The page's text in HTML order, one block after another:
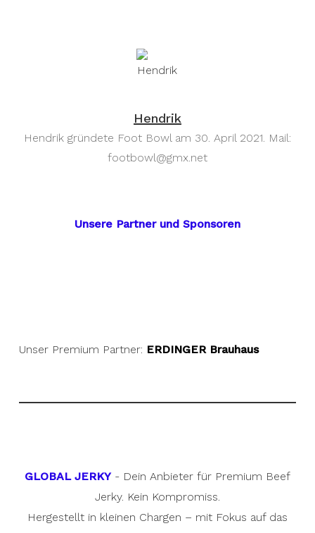
Hendrik
Hendrik gründete Foot Bowl am 30. April 2021. Mail:
footbowl@gmx.net
Unsere Partner und Sponsoren
Unser Premium Partner: ERDINGER Brauhaus
GLOBAL JERKY- Dein Anbieter für Premium Beef
Jerky. Kein Kompromiss.
Hergestellt in kleinen Chargen – mit Fokus auf das